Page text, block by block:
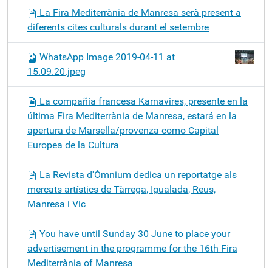
La Fira Mediterrània de Manresa serà present a
diferents cites culturals durant el setembre
WhatsApp Image 2019-04-11 at
15.09.20.jpeg
La compañía francesa Karnavires, presente en la
última Fira Mediterrània de Manresa, estará en la
apertura de Marsella/provenza como Capital
Europea de la Cultura
La Revista d'Òmnium dedica un reportatge als
mercats artístics de Tàrrega, Igualada, Reus,
Manresa i Vic
You have until Sunday 30 June to place your
advertisement in the programme for the 16th Fira
Mediterrània of Manresa